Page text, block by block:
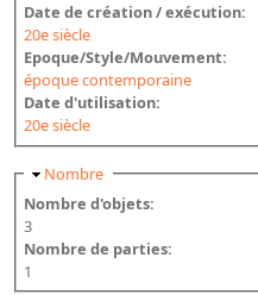
Date de création / exécution:
20e siècle
Epoque/Style/Mouvement:
époque contemporaine
Date d'utilisation:
20e siècle
Masquer
Nombre
Nombre d'objets:
3
Nombre de parties:
1